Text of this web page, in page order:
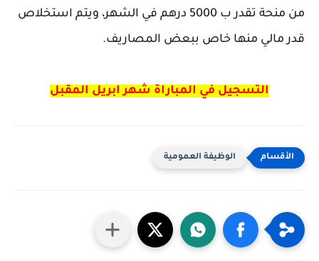
من منحة تقدر ب 5000 درهم في الشهر، ويتم استخلاص
قدر مالي منها خاص ببعض المصاريف.
التسجيل في المباراة شهر ابريل المقبل
الوظيفة العمومية